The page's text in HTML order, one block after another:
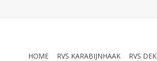
HOME RVS KARABIJNHAAK RVS